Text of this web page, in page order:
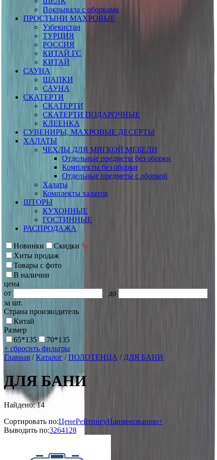
Покрывала с оборками
ПРОСТЫНИ МАХРОВЫЕ
Узбекистан
ТУРЦИЯ
РОССИЯ
КИТАЙ ГС
КИТАЙ
САУНА
ШАПКИ
САУНА
СКАТЕРТИ
СКАТЕРТИ
СКАТЕРТИ ПОДАРОЧНЫЕ
КЛЕЕНКА
СУВЕНИРЫ, МАХРОВЫЕ ДЕСЕРТЫ
ХАЛАТЫ
ЧЕХЛЫ ДЛЯ МЯГКОЙ МЕБЕЛИ
Отдельные предметы без оборки
Комплекты без оборки
Отдельные предметы с оборкой
Халаты
Комплекты халатов
ШТОРЫ
КУХОННЫЕ
ГОСТИННЫЕ
РАСПРОДАЖА
Новинки Скидки %
Хиты продаж
Товары с фото
В наличии
цена
от
до
за шт.
Страна производитель
Китай
Размер
65*135
70*135
× сбросить фильтры
Главная /Каталог /ПОЛОТЕНЦА / ДЛЯ БАНИ
ДЛЯ БАНИ
Найдено: 14
Сортировать по:ЦенеРейтингуНаименованию↑
Выводить по:3264128